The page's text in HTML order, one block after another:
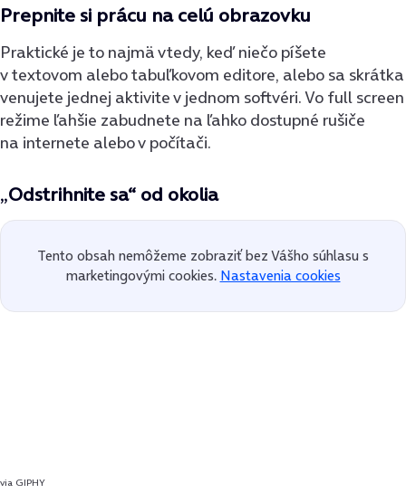
Prepnite si prácu na celú obrazovku
Praktické je to najmä vtedy, keď niečo píšete
v textovom alebo tabuľkovom editore, alebo sa skrátka
venujete jednej aktivite v jednom softvéri. Vo full screen
režime ľahšie zabudnete na ľahko dostupné rušiče
na internete alebo v počítači.
„Odstrihnite sa“ od okolia
Tento obsah nemôžeme zobraziť bez Vášho súhlasu s
marketingovými cookies. Nastavenia cookies
via GIPHY